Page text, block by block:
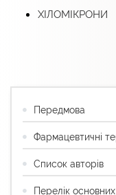
ХІЛОМІКРОНИ
Передмова
Фармацевтичні
Список авторів
Перелік